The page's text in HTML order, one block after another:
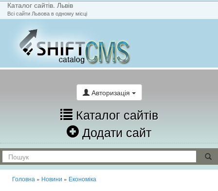
Каталог сайтів. Львів
Всі сайти Львова в одному місці
Авторизація
Каталог сайтів
Додати сайт
Головна » Новини » Економіка